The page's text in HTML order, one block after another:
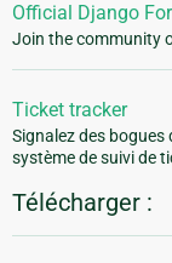
Official Django
Join the community
Ticket tracker
Signalez des
système de suivi de
Télécharger :